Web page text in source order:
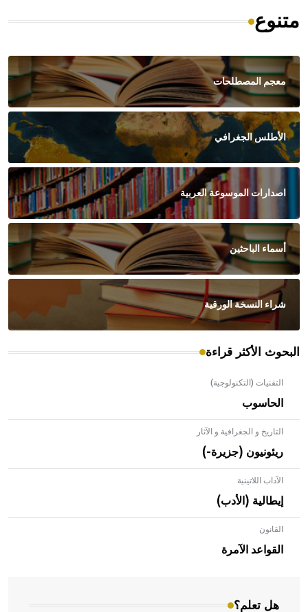
متنوع
معجم المصطلحات
الأطلس الجغرافي
اصدارات الموسوعة العربية
أسماء الباحثين
شراء النسخة الورقية
البحوث الأكثر قراءة
التقنيات (التكنولوجية)
الحاسوب
التاريخ و الجغرافية و الآثار
ريئونيون (جزيرة-)
الآداب اللاتينية
إيطالية (الأدب)
القانون
القواعد الآمرة
هل تعلم؟
- هل تعلم أن الأبلق نوع من الفنون الهندسية التي ارتبطت
بالعمارة الإسلامية في بلاد الشام ومصر خاصة، حيث يحرص
المعمار على بناء مداميكه وخاصة في الواجهات